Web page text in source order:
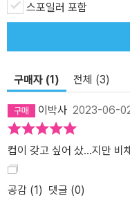
그 어머니는 스스로 선택해
더 나은 미래로 인도하는 소명
이 나를 죽인다고 해도 상
을 감싸 안는 시선 《은총을
곳에 녹아 있다. 제목에서
유를 작품 적재적소에 배치
상은 불교와 일면 비슷한 부
경》의 형식을 차용한 것이다
아프리카 요루바족의 토속
스포일러 포함
구매자 (1) 전체 (3)
이박사 2023-06-
컵이 갖고 싶어 샀...지만 비
공감 (1) 댓글 (0)